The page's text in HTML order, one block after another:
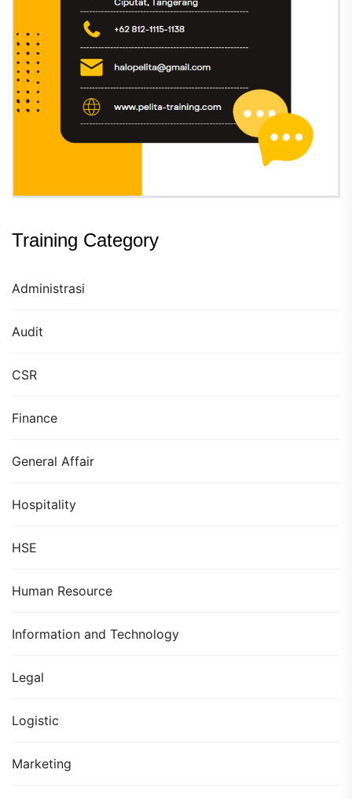
Training Category
Administrasi
Audit
CSR
Finance
General Affair
Hospitality
HSE
Human Resource
Information and Technology
Legal
Logistic
Marketing